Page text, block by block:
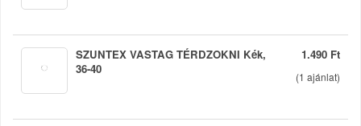
1.490 Ft
(1 ajánlat)
SZUNTEX VASTAG TÉRDZOKNI Kék,
36-40